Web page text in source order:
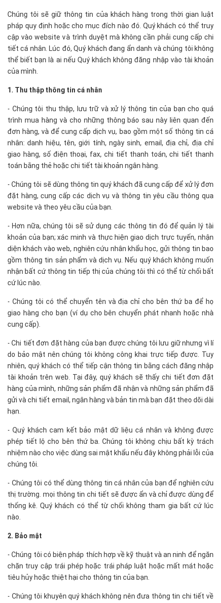
Chúng tôi sẽ giữ thông tin của khách hàng trong thời gian luật
pháp quy định hoặc cho mục đích nào đó. Quý khách có thể truy
cập vào website và trình duyệt mà không cần phải cung cấp chi
tiết cá nhân. Lúc đó, Quý khách đang ẩn danh và chúng tôi không
thể biết bạn là ai nếu Quý khách không đăng nhập vào tài khoản
của mình.
1. Thu thập thông tin cá nhân
- Chúng tôi thu thập, lưu trữ và xử lý thông tin của bạn cho quá
trình mua hàng và cho những thông báo sau này liên quan đến
đơn hàng, và để cung cấp dịch vụ, bao gồm một số thông tin cá
nhân: danh hiệu, tên, giới tính, ngày sinh, email, địa chỉ, địa chỉ
giao hàng, số điện thoại, fax, chi tiết thanh toán, chi tiết thanh
toán bằng thẻ hoặc chi tiết tài khoản ngân hàng.
- Chúng tôi sẽ dùng thông tin quý khách đã cung cấp để xử lý đơn
đặt hàng, cung cấp các dịch vụ và thông tin yêu cầu thông qua
website và theo yêu cầu của bạn.
- Hơn nữa, chúng tôi sẽ sử dụng các thông tin đó để quản lý tài
khoản của bạn; xác minh và thực hiện giao dịch trực tuyến, nhận
diện khách vào web, nghiên cứu nhân khẩu học, gửi thông tin bao
gồm thông tin sản phẩm và dịch vụ. Nếu quý khách không muốn
nhận bất cứ thông tin tiếp thị của chúng tôi thì có thể từ chối bất
cứ lúc nào.
- Chúng tôi có thể chuyển tên và địa chỉ cho bên thứ ba để họ
giao hàng cho bạn (ví dụ cho bên chuyển phát nhanh hoặc nhà
cung cấp).
- Chi tiết đơn đặt hàng của bạn được chúng tôi lưu giữ nhưng vì lí
do bảo mật nên chúng tôi không công khai trực tiếp được. Tuy
nhiên, quý khách có thể tiếp cận thông tin bằng cách đăng nhập
tài khoản trên web. Tại đây, quý khách sẽ thấy chi tiết đơn đặt
hàng của mình, những sản phẩm đã nhận và những sản phẩm đã
gửi và chi tiết email, ngân hàng và bản tin mà bạn đặt theo dõi dài
hạn.
- Quý khách cam kết bảo mật dữ liệu cá nhân và không được
phép tiết lộ cho bên thứ ba. Chúng tôi không chịu bất kỳ trách
nhiệm nào cho việc dùng sai mật khẩu nếu đây không phải lỗi của
chúng tôi.
- Chúng tôi có thể dùng thông tin cá nhân của bạn để nghiên cứu
thị trường. mọi thông tin chi tiết sẽ được ẩn và chỉ được dùng để
thống kê. Quý khách có thể từ chối không tham gia bất cứ lúc
nào.
2. Bảo mật
- Chúng tôi có biện pháp thích hợp về kỹ thuật và an ninh để ngăn
chặn truy cập trái phép hoặc trái pháp luật hoặc mất mát hoặc
tiêu hủy hoặc thiệt hại cho thông tin của bạn.
- Chúng tôi khuyên quý khách không nên đưa thông tin chi tiết về